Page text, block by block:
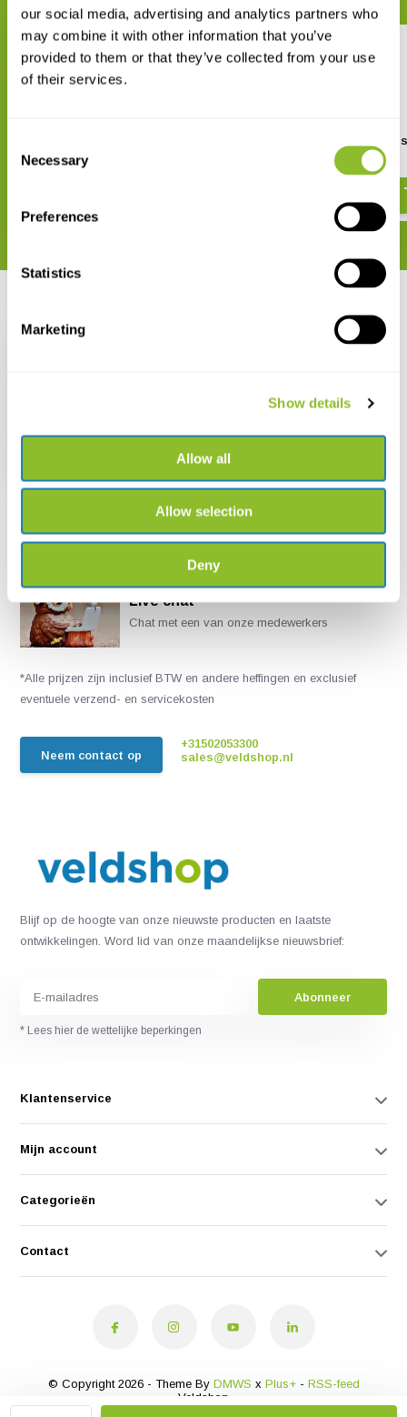
our social media, advertising and analytics partners who
may combine it with other information that you’ve
provided to them or that they’ve collected from your use
of their services.
Selection
Necessary
Preferences
Statistics
Marketing
Show details
Allow all
Allow selection
Deny
Butterflies of Australia
Tasmanian
€ 77,63 € 64,70
Live chat
Chat met een van onze medewerkers
*Alle prijzen zijn inclusief BTW en andere heffingen en exclusief
eventuele verzend- en servicekosten
Neem contact op
+31502053300
sales@veldshop.nl
Blijf op de hoogte van onze nieuwste producten en laatste
ontwikkelingen. Word lid van onze maandelijkse nieuwsbrief:
Abonneer
* Lees hier de wettelijke beperkingen
Klantenservice
Mijn account
Categorieën
Contact
© Copyright 2026 - Theme By DMWS x Plus+- RSS-feed
Veldshop